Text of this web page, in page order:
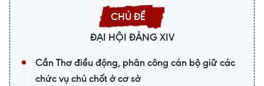
ĐẠI HỘI ĐẢNG XIV
Cần Thơ điều động, phân công cán bộ giữ các
chức vụ chủ chốt ở cơ sở